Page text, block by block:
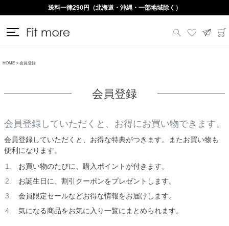
送料一律290円（北海道・沖縄・一部地域除く）
HOME 会員登録
会員登録
会員登録していただくと、お得にお買い物できます。
会員登録していただくと、お得な特典がつきます。またお買い物も
便利になります。
お買い物のたびに、購入ポイントが付きます。
お誕生日に、割引クーポンをプレゼントします。
会員限定セールなどお得な情報をお届けします。
気になる商品をお気に入り一覧にまとめられます。